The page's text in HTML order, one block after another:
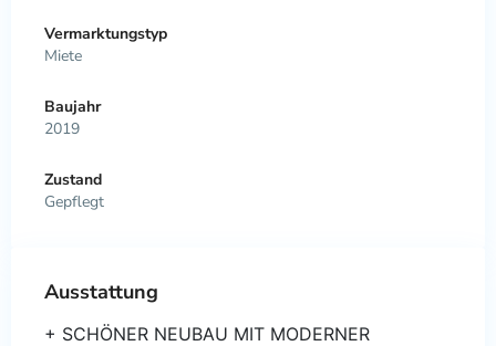
Vermarktungstyp
Miete
Baujahr
2019
Zustand
Gepflegt
Ausstattung
+ SCHÖNER NEUBAU MIT MODERNER